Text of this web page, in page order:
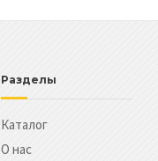
Разделы
Каталог
О нас